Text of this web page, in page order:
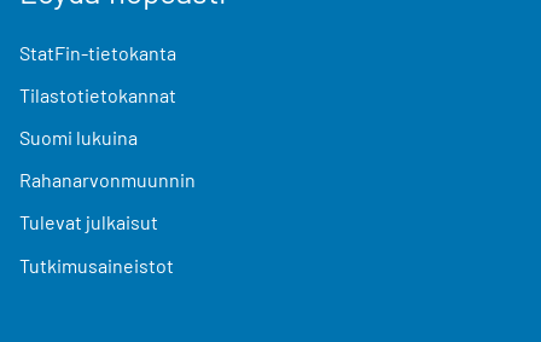
StatFin-tietokanta
Tilastotietokannat
Suomi lukuina
Rahanarvonmuunnin
Tulevat julkaisut
Tutkimusaineistot